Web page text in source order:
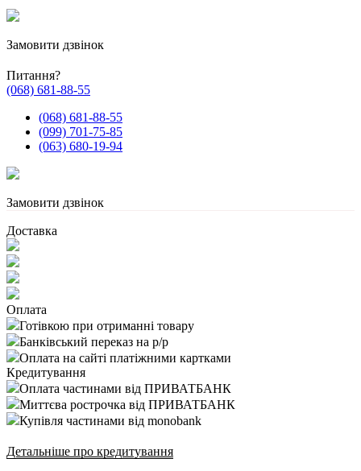
Замовити дзвінок
Питання?
(068) 681-88-55
(068) 681-88-55
(099) 701-75-85
(063) 680-19-94
Замовити дзвінок
Доставка
Оплата
Готівкою при отриманні товару
Банківський переказ на р/р
Оплата на сайті платіжними картками
Кредитування
Оплата частинами від ПРИВАТБАНК
Миттєва рострочка від ПРИВАТБАНК
Купівля частинами від monobank
Детальніше про кредитування